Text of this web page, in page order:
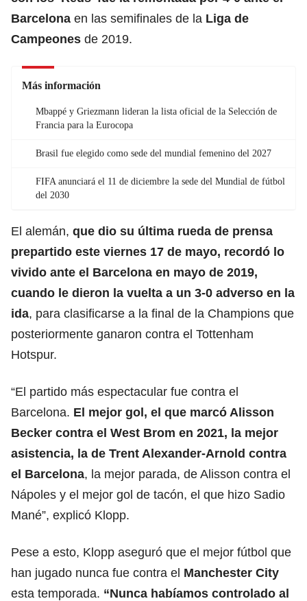
Barcelona en las semifinales de la Liga de
Campeones de 2019.
Más información
Mbappé y Griezmann lideran la lista oficial de la Selección de
Francia para la Eurocopa
Brasil fue elegido como sede del mundial femenino del 2027
FIFA anunciará el 11 de diciembre la sede del Mundial de fútbol
del 2030
El alemán, que dio su última rueda de prensa
prepartido este viernes 17 de mayo, recordó lo
vivido ante el Barcelona en mayo de 2019,
cuando le dieron la vuelta a un 3-0 adverso en la
ida, para clasificarse a la final de la Champions que
posteriormente ganaron contra el Tottenham
Hotspur.
“El partido más espectacular fue contra el
Barcelona. El mejor gol, el que marcó Alisson
Becker contra el West Brom en 2021, la mejor
asistencia, la de Trent Alexander-Arnold contra
el Barcelona, la mejor parada, de Alisson contra el
Nápoles y el mejor gol de tacón, el que hizo Sadio
Mané”, explicó Klopp.
Pese a esto, Klopp aseguró que el mejor fútbol que
han jugado nunca fue contra el Manchester City
esta temporada. “Nunca habíamos controlado al